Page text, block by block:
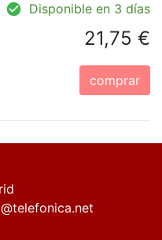
Disponible en 3 días
21,75 €
comprar